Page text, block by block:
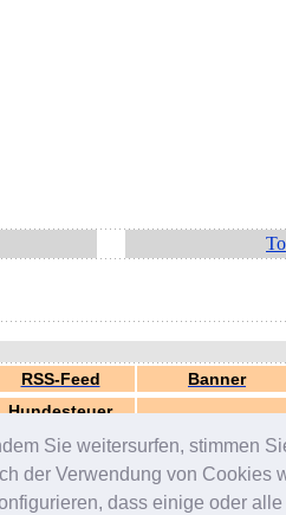
Sie weitersurfen, stimmen
der Verwendung von Cookies
dass einige oder
RSS-Feed Banner
Hundesteuer